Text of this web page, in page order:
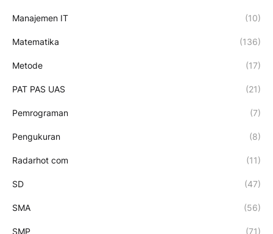
Manajemen IT (10)
Matematika (136)
Metode (17)
PAT PAS UAS (21)
Pemrograman (7)
Pengukuran (8)
Radarhot com (11)
SD (47)
SMA (56)
SMP (71)